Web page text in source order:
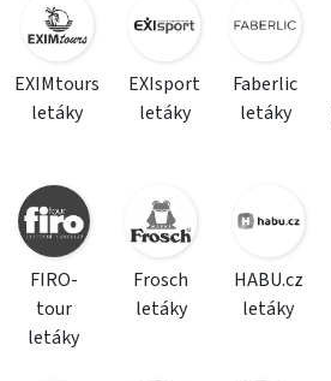
EXIMtours
letáky
EXIsport
letáky
Faberlic
letáky
FIRO-
tour
letáky
Frosch
letáky
HABU.cz
letáky